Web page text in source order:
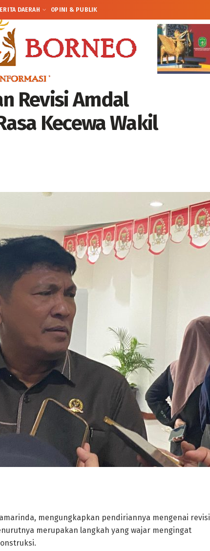
DAERAH OPINI & PUBLIK
Revisi Amdal
Kecewa Wakil
mengungkapkan pendiriannya mengenai revisi
merupakan langkah yang wajar mengingat